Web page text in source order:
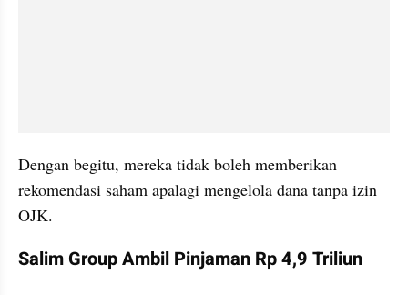
Dengan begitu, mereka tidak boleh memberikan
rekomendasi saham apalagi mengelola dana tanpa izin
OJK.
Salim Group Ambil Pinjaman Rp 4,9 Triliun